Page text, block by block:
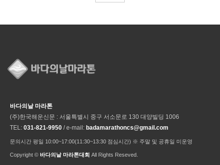
바다의날 마라톤
(주)한국해운신문 : 서울특별시 중구 서소문로 130 대양빌딩 1006
TEL: 031-821-9950 / e-mail: badamarathoncs@gmail.com
문의시간 평일 10:00~17:00(11:30~13:30 점심시간) ※ 주말 및 공휴일 미운영
Copyright © 바다의날 마라톤대회 All Rights Reseved.